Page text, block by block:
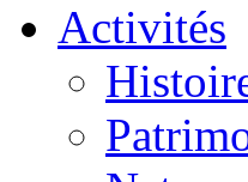
Activités